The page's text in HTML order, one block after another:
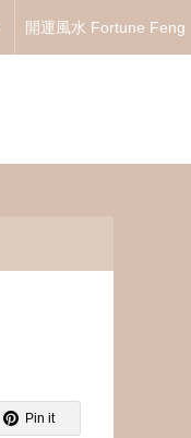
開運風水 Fortune Feng
Pin it